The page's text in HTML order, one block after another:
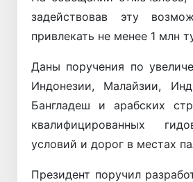
задействовав эту
привлекать не менее 1 млн
Даны поручения по
Индонезии, Малайзии,
Бангладеш и арабских
квалифицированных
условий и дорог в местах
Президент поручил